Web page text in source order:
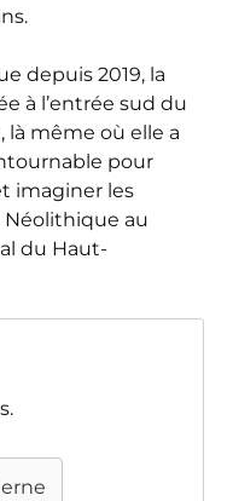
depuis 2019, la
à l’entrée sud du
là même où elle a
pour
imaginer les
Néolithique au
du Haut-